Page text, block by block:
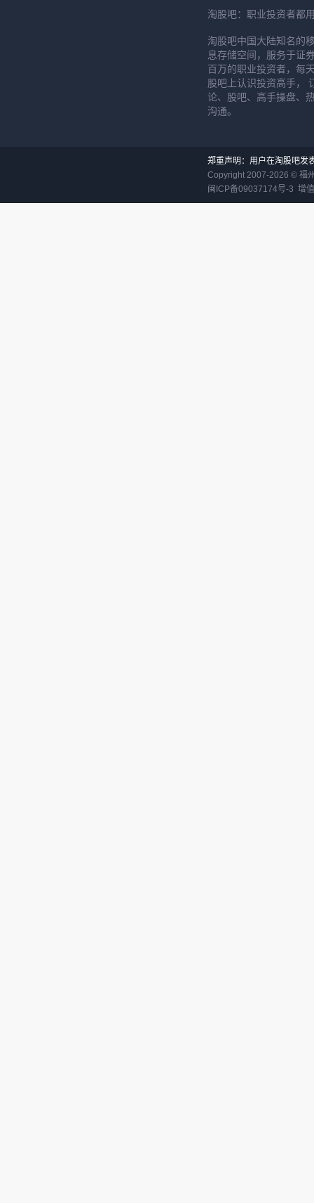
淘股吧：职业投资者都
淘股吧中国大陆知名的
息存储空间，服务于证
百万的职业投资者，每
股吧上认识投资高手，
论、股吧、高手操盘、
沟通。
郑重声明：用户在淘股吧发
Copyright 2007-2026 © 福
闽ICP备09037174号-3 增